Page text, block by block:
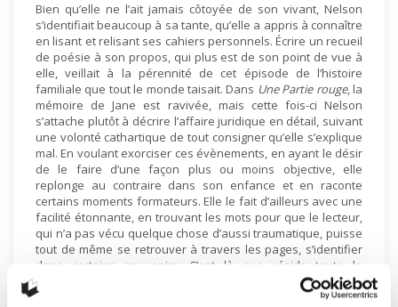
Bien qu’elle ne l’ait jamais côtoyée de son vivant, Nelson
s’identifiait beaucoup à sa tante, qu’elle a appris à connaître
en lisant et relisant ses cahiers personnels. Écrire un recueil
de poésie à son propos, qui plus est de son point de vue à
elle, veillait à la pérennité de cet épisode de l’histoire
familiale que tout le monde taisait. Dans Une Partie rouge, la
mémoire de Jane est ravivée, mais cette fois-ci Nelson
s’attache plutôt à décrire l’affaire juridique en détail, suivant
une volonté cathartique de tout consigner qu’elle s’explique
mal. En voulant exorciser ces évènements, en ayant le désir
de le faire d’une façon plus ou moins objective, elle
replonge au contraire dans son enfance et en raconte
certains moments formateurs. Elle le fait d’ailleurs avec une
facilité étonnante, en trouvant les mots pour que le lecteur,
qui n’a pas vécu quelque chose d’aussi traumatique, puisse
tout de même se retrouver à travers les pages, s’identifier
dans certains souvenirs. C’est là que réside toute la
puissance d’
: sous l’effet de la sensibilité
d’une autre, nos propres fantômes renaissent.